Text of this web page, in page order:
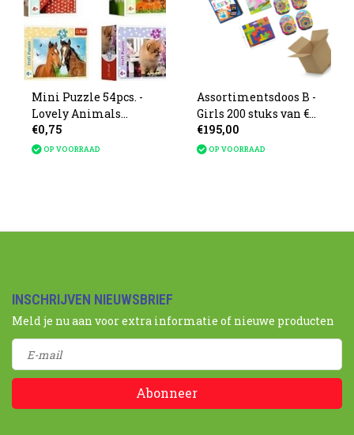
Mini Puzzle 54pcs. -
Lovely Animals
9x6.5x4cm
€0,75
OP VOORRAAD
Assortimentsdoos B -
Girls 200 stuks van €
0.97
€195,00
OP VOORRAAD
INSCHRIJVEN NIEUWSBRIEF
Meld je nu aan voor extra informatie of nieuwe producten
Abonneer